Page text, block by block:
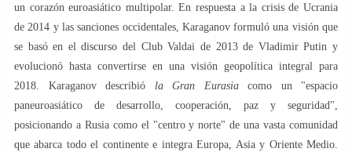
un corazón euroasiático multipolar. En respuesta a la crisis de Ucrania
de 2014 y las sanciones occidentales, Karaganov formuló una visión que
se basó en el discurso del Club Valdai de 2013 de Vladimir Putin y
evolucionó hasta convertirse en una visión geopolítica integral para
2018. Karaganov describió la Gran Eurasiacomo un "espacio
paneuroasiático de desarrollo, cooperación, paz y seguridad",
posicionando a Rusia como el "centro y norte" de una vasta comunidad
que abarca todo el continente e integra Europa, Asia y Oriente Medio.